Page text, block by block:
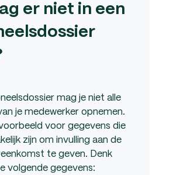
er niet in een
mag je niet alle
je medewerker opnemen.
voor gegevens die
zijn om invulling aan de
te geven. Denk
volgende gegevens: